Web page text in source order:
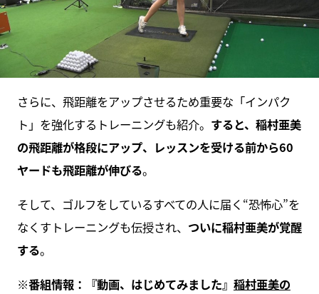
さらに、飛距離をアップさせるため重要な「インパク
ト」を強化するトレーニングも紹介。 すると、稲村亜美
の飛距離が格段にアップ、レッスンを受ける前から60
ヤードも飛距離が伸びる。
そして、ゴルフをしているすべての人に届く“恐怖心”を
なくすトレーニングも伝授され、 ついに稲村亜美が覚醒
する。
※番組情報：『動画、はじめてみました』 稲村亜美の